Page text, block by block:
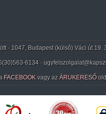
· 1047, Budapest (külső) Váci út 19.
6134 ·
FACEBOOK vagy az ÁRUKERESŐ